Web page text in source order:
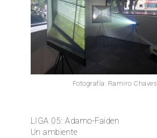
VIDEOS
ACERCA DE
Fotografía: Ramiro Chaves
LIGA 05: Adamo-Faiden
Un ambiente